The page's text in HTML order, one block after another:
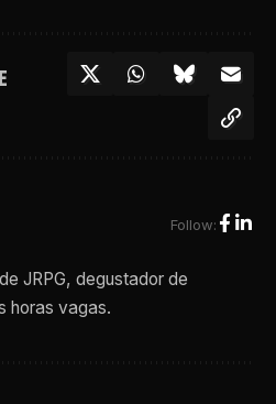
Follow:
JRPG, degustador de
horas vagas.